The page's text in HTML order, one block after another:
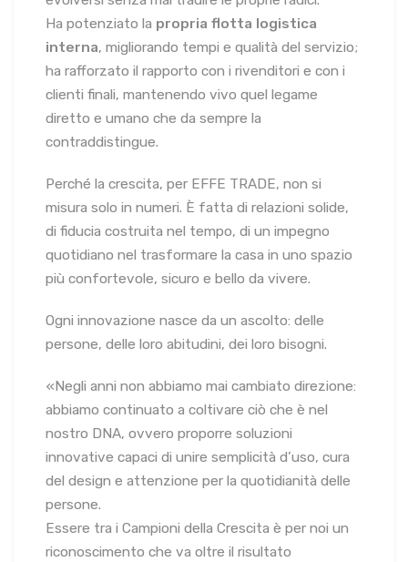
Ha potenziato la propria flotta logistica
interna, migliorando tempi e qualità del servizio;
ha rafforzato il rapporto con i rivenditori e con i
clienti finali, mantenendo vivo quel legame
diretto e umano che da sempre la
contraddistingue.
Perché la crescita, per EFFE TRADE, non si
misura solo in numeri. È fatta di relazioni solide,
di fiducia costruita nel tempo, di un impegno
quotidiano nel trasformare la casa in uno spazio
più confortevole, sicuro e bello da vivere.
Ogni innovazione nasce da un ascolto: delle
persone, delle loro abitudini, dei loro bisogni.
«Negli anni non abbiamo mai cambiato direzione:
abbiamo continuato a coltivare ciò che è nel
nostro DNA, ovvero proporre soluzioni
innovative capaci di unire semplicità d’uso, cura
del design e attenzione per la quotidianità delle
persone.
Essere tra i Campioni della Crescita è per noi un
riconoscimento che va oltre il risultato